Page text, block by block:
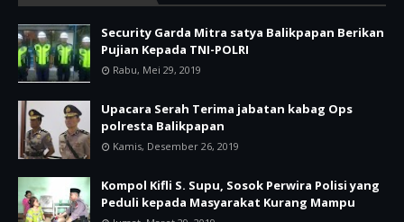
Security Garda Mitra satya Balikpapan Berikan
Pujian Kepada TNI-POLRI
Rabu, Mei 29, 2019
Upacara Serah Terima jabatan kabag Ops
polresta Balikpapan
Kamis, Desember 26, 2019
Kompol Kifli S. Supu, Sosok Perwira Polisi yang
Peduli kepada Masyarakat Kurang Mampu